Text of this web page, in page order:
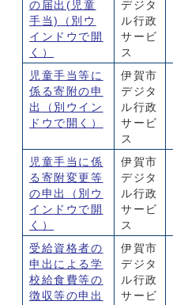
の届出(児童
手当)
（別ウ
インドウで開
く）
デジタ
ル行政
サービ
ス
児童手当等に
係る寄附の申
出
（別ウイン
ドウで開く）
伊賀市
デジタ
ル行政
サービ
ス
児童手当に係
る寄附変更等
の申出
（別ウ
インドウで開
く）
伊賀市
デジタ
ル行政
サービ
ス
受給資格者の
申出による学
校給食費等の
徴収等の申出
伊賀市
デジタ
ル行政
サービ